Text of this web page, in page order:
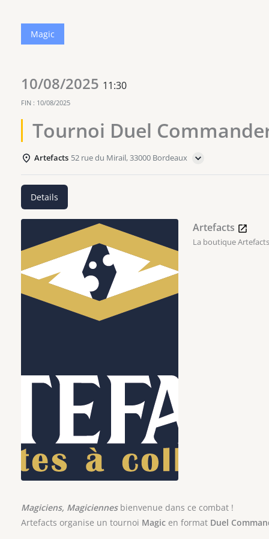
Magic
10/08/2025 11:30
FIN : 10/08/2025
Tournoi Duel
Artefacts 52 rue du Mirail, 33000 Bordeaux
Details
Artefacts
La boutique
Magiciens, Magiciennes bienvenue dans ce combat !
Artefacts organise un tournoi Magic en format Duel